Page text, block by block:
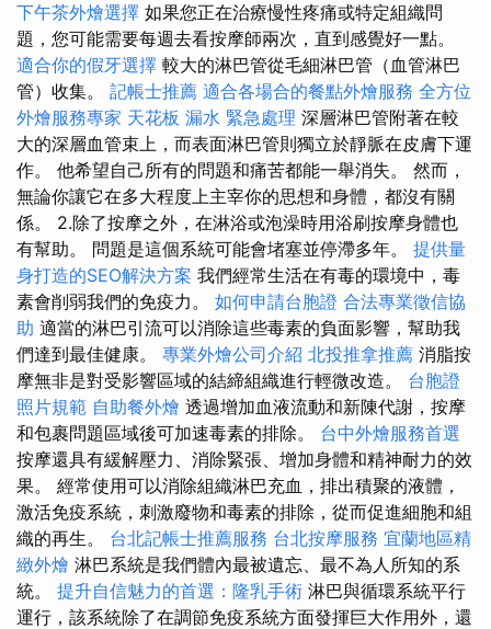
下午茶外燴選擇 如果您正在治療慢性疼痛或特定組織問
題，您可能需要每週去看按摩師兩次，直到感覺好一點。
適合你的假牙選擇 較大的淋巴管從毛細淋巴管（血管淋巴
管）收集。 記帳士推薦 適合各場合的餐點外燴服務 全方位
外燴服務專家 天花板 漏水 緊急處理 深層淋巴管附著在較
大的深層血管束上，而表面淋巴管則獨立於靜脈在皮膚下運
作。 他希望自己所有的問題和痛苦都能一舉消失。 然而，
無論你讓它在多大程度上主宰你的思想和身體，都沒有關
係。 2.除了按摩之外，在淋浴或泡澡時用浴刷按摩身體也
有幫助。 問題是這個系統可能會堵塞並停滯多年。 提供量
身打造的SEO解決方案 我們經常生活在有毒的環境中，毒
素會削弱我們的免疫力。 如何申請台胞證 合法專業徵信協
助 適當的淋巴引流可以消除這些毒素的負面影響，幫助我
們達到最佳健康。 專業外燴公司介紹 北投推拿推薦 消脂按
摩無非是對受影響區域的結締組織進行輕微改造。 台胞證
照片規範 自助餐外燴 透過增加血液流動和新陳代謝，按摩
和包裹問題區域後可加速毒素的排除。 台中外燴服務首選
按摩還具有緩解壓力、消除緊張、增加身體和精神耐力的效
果。 經常使用可以消除組織淋巴充血，排出積聚的液體，
激活免疫系統，刺激廢物和毒素的排除，從而促進細胞和組
織的再生。 台北記帳士推薦服務 台北按摩服務 宜蘭地區精
緻外燴 淋巴系統是我們體內最被遺忘、最不為人所知的系
統。 提升自信魅力的首選：隆乳手術 淋巴與循環系統平行
運行，該系統除了在調節免疫系統方面發揮巨大作用外，還